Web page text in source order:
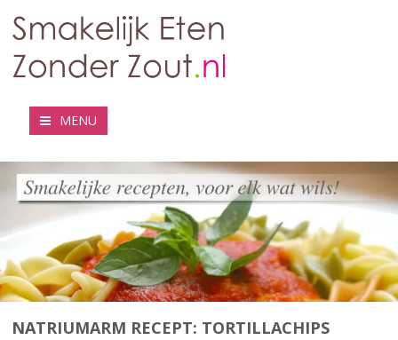
MENU
NATRIUMARM RECEPT: TORTILLACHIPS